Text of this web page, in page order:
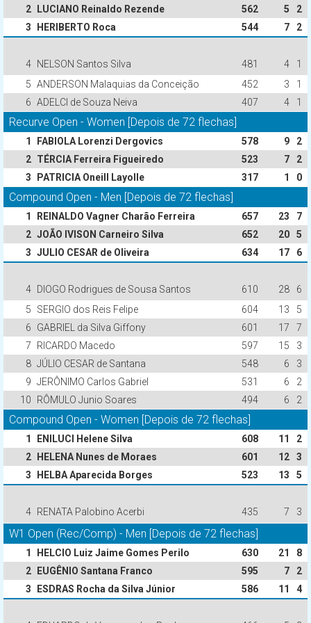
2 LUCIANO Reinaldo Rezende 562 5
2
3
HERIBERTO Roca 544 7 2
4 NELSON Santos Silva 481 4
1
5 ANDERSON Malaquias da Conceição 452 3
1
6 ADELCI de Souza Neiva 407 4 1
Recurve Open - Women [Depois de 72 flechas]
1 FABIOLA Lorenzi Dergovics 578 9
2
2 TÉRCIA Ferreira Figueiredo 523 7
2
3
PATRICIA Oneill Layolle 317 1 0
Compound Open - Men [Depois de 72 flechas]
1 REINALDO Vagner Charão Ferreira 657 23
7
2 JOÃO IVISON Carneiro Silva 652 20
5
3 JULIO CESAR de Oliveira 634 17 6
4 DIOGO Rodrigues de Sousa Santos 610 28
6
5
SERGIO dos Reis Felipe 604 13
5
6
GABRIEL da Silva Giffony 601 17
7
7
RICARDO Macedo 597 15
3
8 JÚLIO CESAR de Santana 548 6
3
9 JERÔNIMO Carlos Gabriel 531 6
2
10
RÔMULO Junio Soares 494 6 2
Compound Open - Women [Depois de 72 flechas]
1 ENILUCI Helene Silva 608 11
2
2
HELENA Nunes de Moraes 601 12
3
3
HELBA Aparecida Borges 523 13 5
4 RENATA Palobino Acerbi 435 7 3
W1 Open (Rec/Comp) - Men [Depois de 72 flechas]
1 HELCIO Luiz Jaime Gomes Perilo 630 21
8
2
EUGÊNIO Santana Franco 595 7
2
3
ESDRAS Rocha da Silva Júnior 586 11 4